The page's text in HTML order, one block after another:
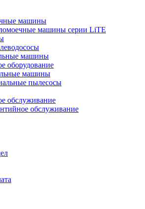
машины
машины серии LiTE
машины
оборудование
машины
пылесосы
обслуживание
обслуживание